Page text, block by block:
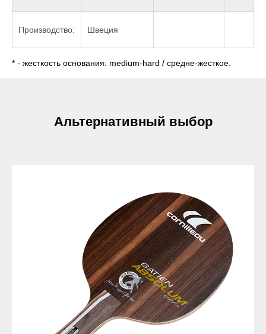
Производство: Швеция
* - жесткость основания: medium-hard / средне-жесткое.
Альтернативный выбор